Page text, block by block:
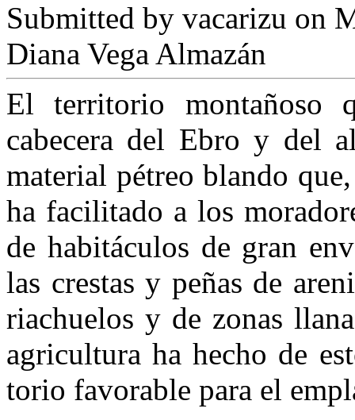
Submitted by vacarizu on
Diana Vega Almazán
El territorio montañoso
cabecera del Ebro y del
material pétreo blando
ha facilitado a los
de habitáculos de gran
las crestas y peñas de
riachuelos y de zonas
agricultura ha hecho de
torio favorable para el